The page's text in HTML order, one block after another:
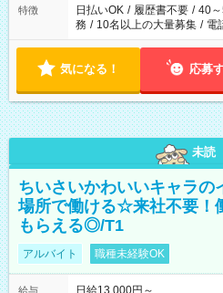
特徴 日払いOK / 履歴書不要 / 40
務 / 10名以上の大量募集 / 電
気になる！ 応募
未読
ちいさいかわいいキャラの
場所で働ける☆来社不要！
もらえる◎/T1
アルバイト 職種未経験OK
給与
日給13,000円～